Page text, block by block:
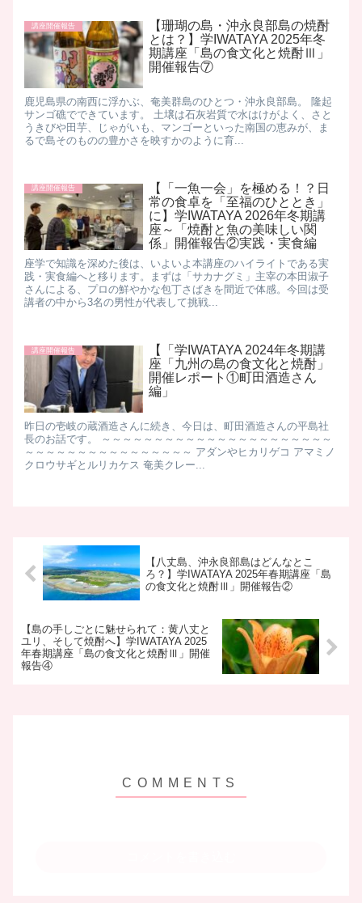
講座開催報告
【珊瑚の島・沖永良部島の焼酎
とは？】学IWATAYA 2025年冬
期講座「島の食文化と焼酎Ⅲ」
開催報告⑦
鹿児島県の南西に浮かぶ、奄美群島のひとつ・沖永良部島。 隆起
サンゴ礁でできています。 土壌は石灰岩質で水はけがよく、さと
うきびや田芋、じゃがいも、マンゴーといった南国の恵みが、ま
るで島そのものの豊かさを映すかのように育...
講座開催報告
【「一魚一会」を極める！？日
常の食卓を「至福のひととき」
に】学IWATAYA 2026年冬期講
座～「焼酎と魚の美味しい関
係」開催報告②実践・実食編
座学で知識を深めた後は、いよいよ本講座のハイライトである実
践・実食編へと移ります。 ​まずは「サカナグミ」主宰の本田淑子
さんによる、プロの鮮やかな包丁さばきを間近で体感。 ​今回は受
講者の中から3名の男性が代表して挑戦...
講座開催報告
【「学IWATAYA 2024年冬期講
座「九州の島の食文化と焼酎」
開催レポート①町田酒造さん
編」
昨日の壱岐の蔵酒造さんに続き、今日は、町田酒造さんの平島社
長のお話です。 ～～～～～～～～～～～～～～～～～～～～～～
～～～～～～～～～～～～～～～～ アダンやヒカリゲコ アマミノ
クロウサギとルリカケス 奄美クレー...
【八丈島、沖永良部島はどんなとこ
ろ？】学IWATAYA 2025年春期講座「島
の食文化と焼酎Ⅲ」開催報告②
【島の手しごとに魅せられて：黄八丈と
ユリ、そして焼酎へ】学IWATAYA 2025
年春期講座「島の食文化と焼酎Ⅲ」開催
報告④